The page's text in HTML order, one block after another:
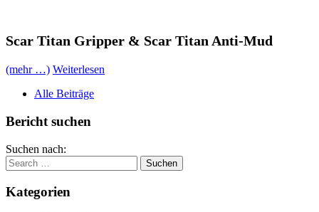
Scar Titan Gripper & Scar Titan Anti-Mud
(mehr …) Weiterlesen
Alle Beiträge
Bericht suchen
Suchen nach:
Kategorien